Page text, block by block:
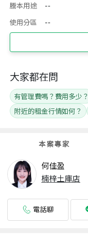
謄本用途
--
使用分區
--
本案專家
何佳盈
楠梓土庫店
電話聊
大家都在問
有管理費嗎？費用多少？
附近的租金行情如何？